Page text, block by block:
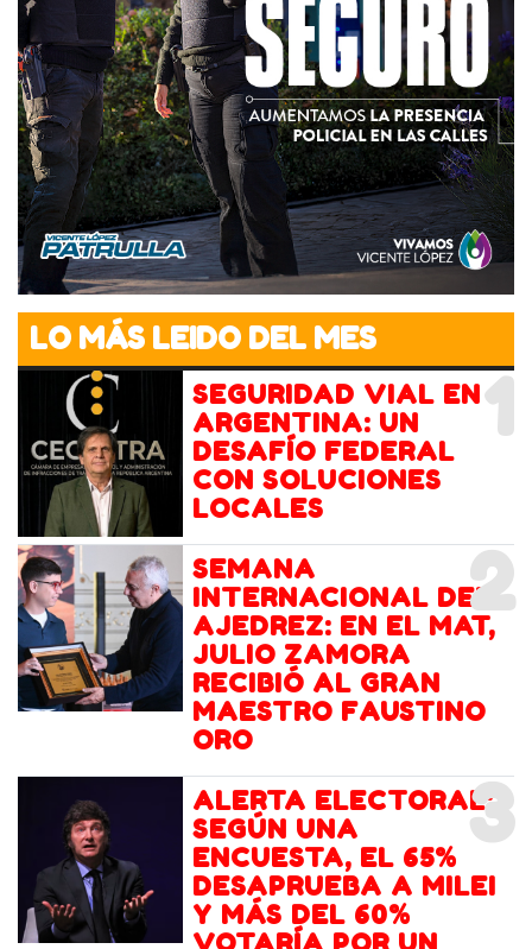
LO MÁS LEIDO DEL MES
1
SEGURIDAD VIAL EN
ARGENTINA: UN
DESAFÍO FEDERAL
CON SOLUCIONES
LOCALES
2
SEMANA
INTERNACIONAL DEL
AJEDREZ: EN EL MAT,
JULIO ZAMORA
RECIBIÓ AL GRAN
MAESTRO FAUSTINO
ORO
3
ALERTA ELECTORAL:
SEGÚN UNA
ENCUESTA, EL 65%
DESAPRUEBA A MILEI
Y MÁS DEL 60%